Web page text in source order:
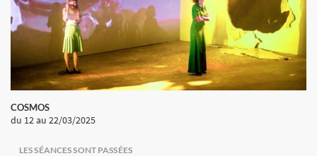
COSMOS
du 12au 22/03/2025
LES SÉANCES SONT PASSÉES